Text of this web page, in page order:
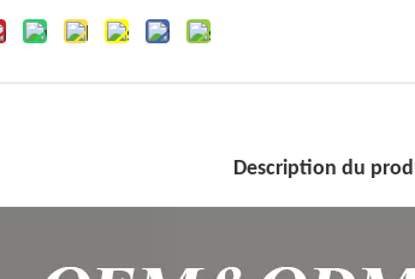
Description du